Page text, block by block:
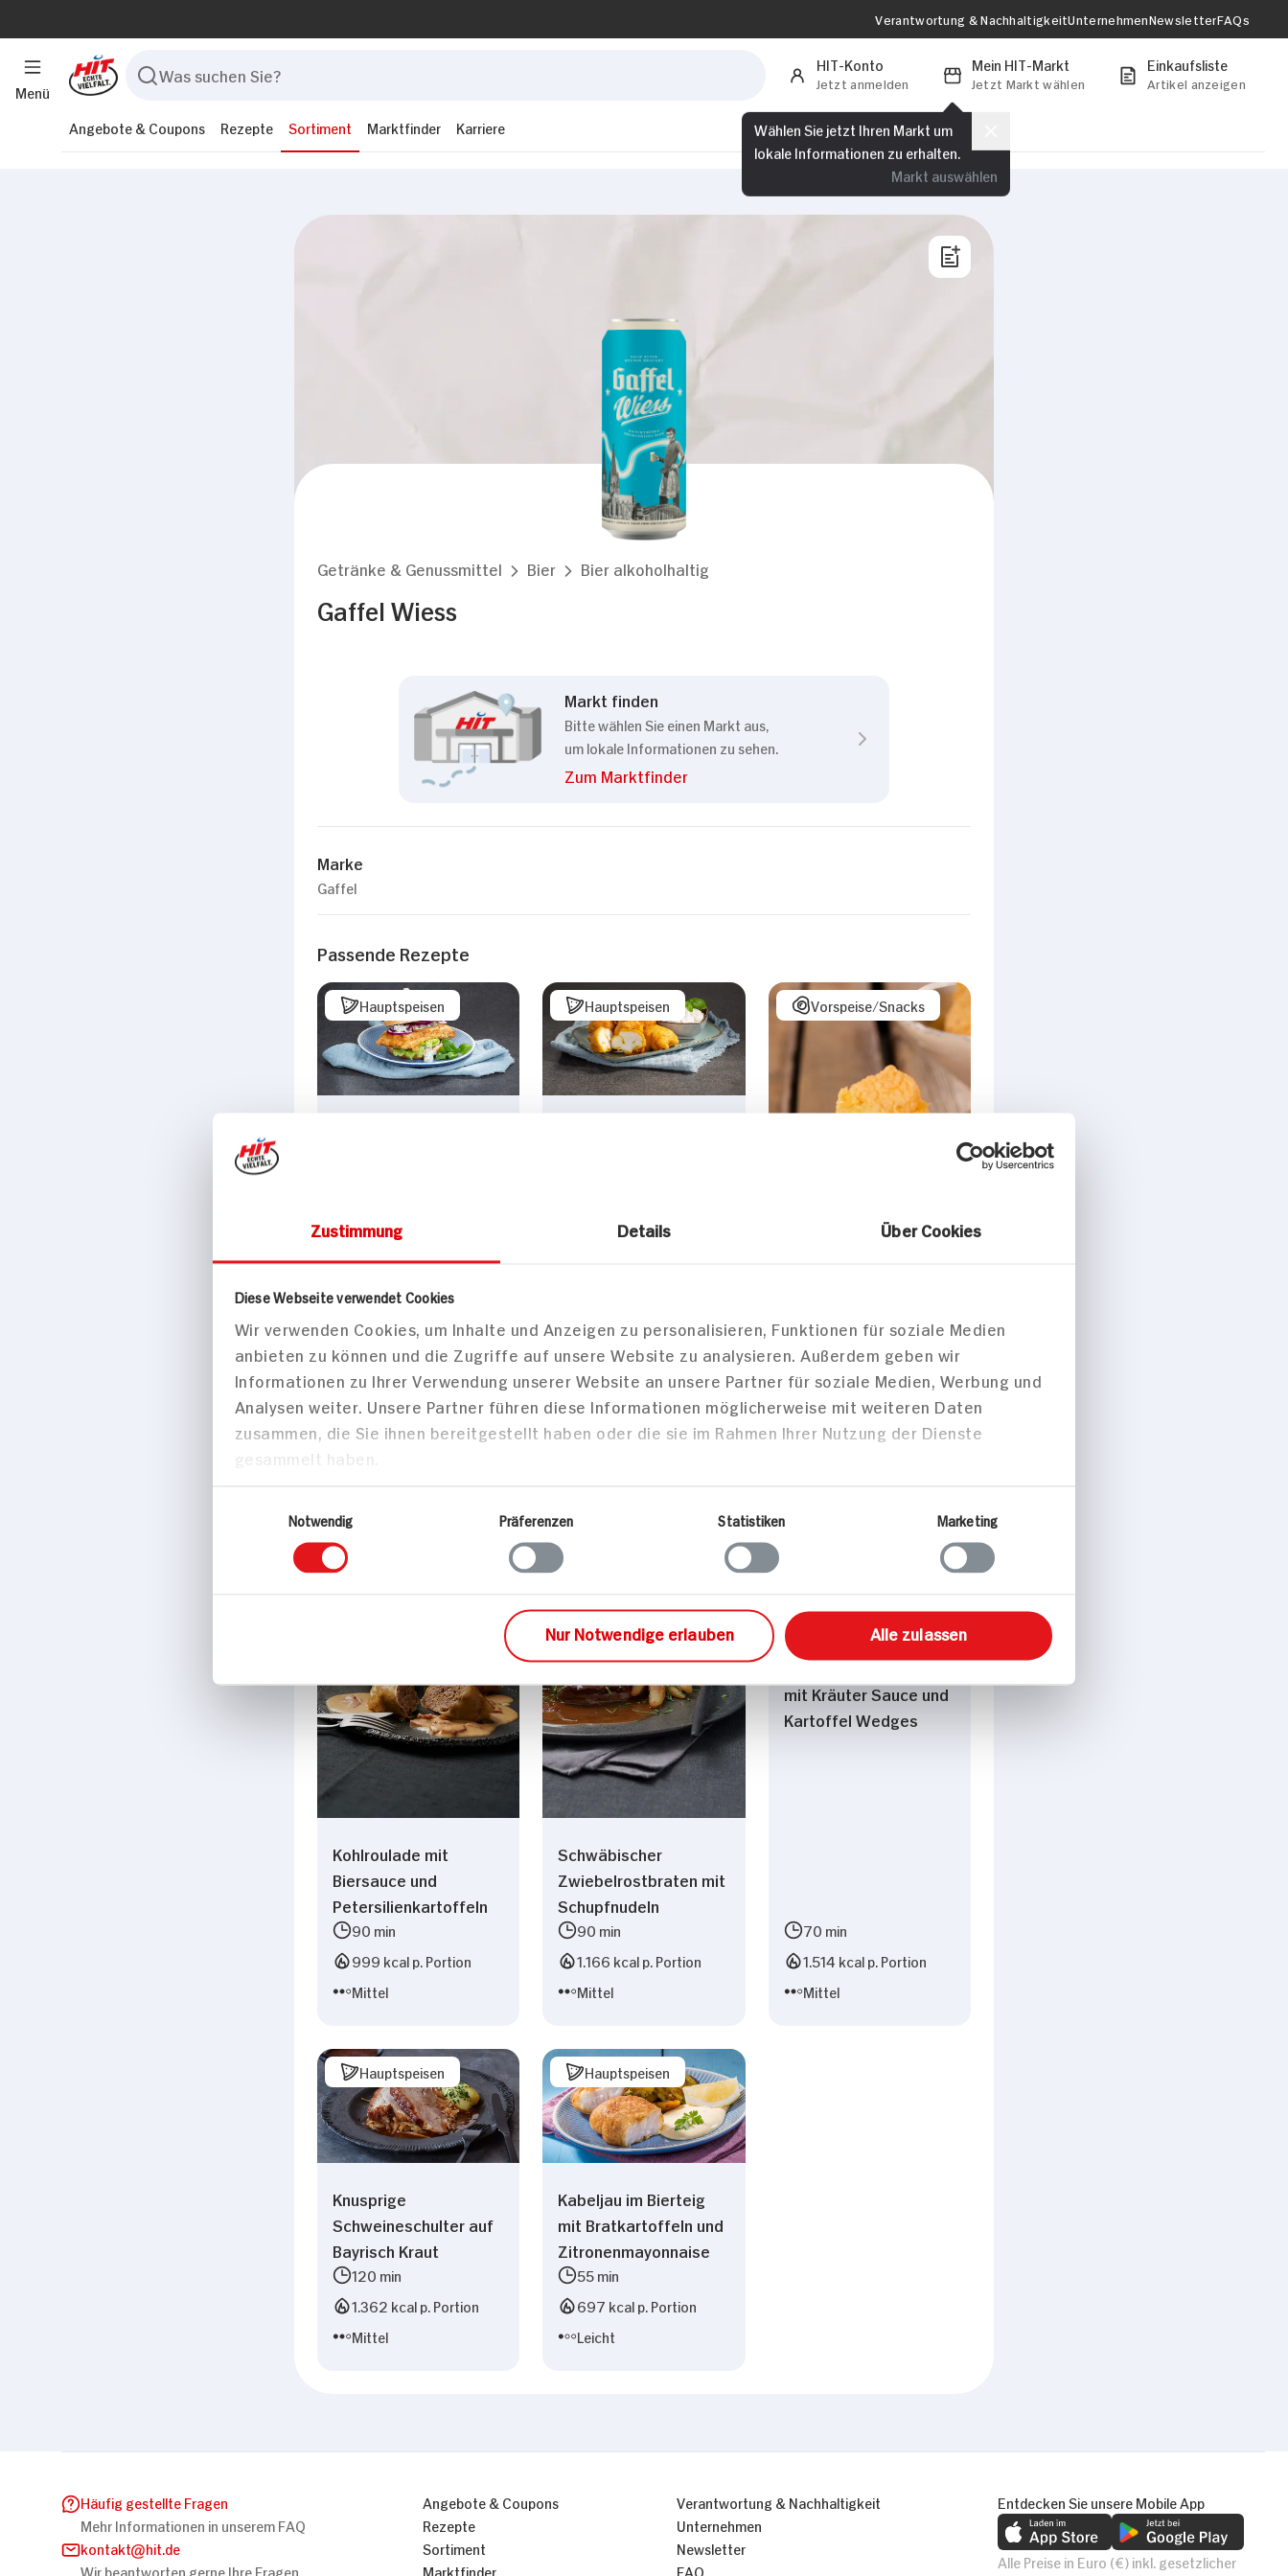
Zustimmung Details Über Cookies
Diese Webseite verwendet Cookies
Wir verwenden Cookies, um Inhalte und Anzeigen zu personalisieren, Funktionen für soziale Medien
anbieten zu können und die Zugriffe auf unsere Website zu analysieren. Außerdem geben wir
Informationen zu Ihrer Verwendung unserer Website an unsere Partner für soziale Medien, Werbung und
Analysen weiter. Unsere Partner führen diese Informationen möglicherweise mit weiteren Daten
zusammen, die Sie ihnen bereitgestellt haben oder die sie im Rahmen Ihrer Nutzung der Dienste
gesammelt haben.
Notwendig
Präferenzen Statistiken Marketing
Nur Notwendige erlauben Alle zulassen
Menü
Verantwortung & NachhaltigkeitUnternehmenNewsletterFAQs
HIT-Konto
Jetzt anmelden
Mein HIT-Markt
Jetzt Markt wählen
Wählen Sie jetzt Ihren Markt um
lokale Informationen zu erhalten.
Markt auswählen
Einkaufsliste
Artikel anzeigen
Angebote & Coupons Rezepte Sortiment Marktfinder Karriere
Getränke & Genussmittel Bier Bier alkoholhaltig
Gaffel Wiess
Markt finden
Bitte wählen Sie einen Markt aus,
um lokale Informationen zu sehen.
Zum Marktfinder
Marke
Gaffel
Passende Rezepte
Hauptspeisen
45 min
829 kcal p. Portion
Mittel
Hauptspeisen
75 min
750 kcal p. Portion
Leicht
Vorspeise/Snacks
Für 6 Personen
20 min
285 kcal p. Portion
Leicht
Kohlroulade mit
Biersauce und
Petersilienkartoffeln
90 min
999 kcal p. Portion
Mittel
Schwäbischer
Zwiebelrostbraten mit
Schupfnudeln
90 min
1.166 kcal p. Portion
Mittel
Kabeljau im Bierteig
mit Kräuter Sauce und
Kartoffel Wedges
70 min
1.514 kcal p. Portion
Mittel
Hauptspeisen
Knusprige
Schweineschulter auf
Bayrisch Kraut
120 min
1.362 kcal p. Portion
Mittel
Hauptspeisen
Kabeljau im Bierteig
mit Bratkartoffeln und
Zitronenmayonnaise
55 min
697 kcal p. Portion
Leicht
Häufig gestellte Fragen
Mehr Informationen in unserem FAQ
kontakt
hit.de
Wir beantworten gerne Ihre Fragen
Angebote & Coupons
Rezepte
Sortiment
Marktfinder
Verantwortung & Nachhaltigkeit
Unternehmen
Newsletter
FAQ
Entdecken Sie unsere Mobile App
Alle Preise in Euro (€) inkl. gesetzlicher